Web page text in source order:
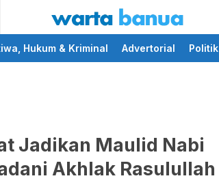
wartabanua.com
memberikan informasi
yang cerdas dan fakta
Hukum & Kriminal Advertorial Politik
Jadikan Maulid Nabi
Akhlak Rasulullah